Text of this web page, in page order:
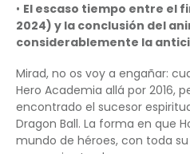
• El escaso tiempo entre el
2024) y la conclusión del
considerablemente la
Mirad, no os voy a engañar:
Hero Academia allá por 2016,
encontrado el sucesor
Dragon Ball. La forma en que
mundo de héroes, con toda